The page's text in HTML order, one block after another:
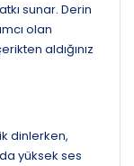
sunar. Derin
olan
aldığınız
dinlerken,
yüksek ses